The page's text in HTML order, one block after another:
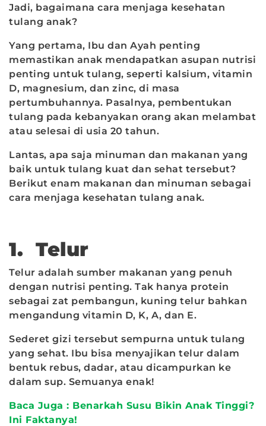
Jadi, bagaimana cara menjaga kesehatan
tulang anak?
Yang pertama, Ibu dan Ayah penting
memastikan anak mendapatkan asupan nutrisi
penting untuk tulang, seperti kalsium, vitamin
D, magnesium, dan zinc, di masa
pertumbuhannya. Pasalnya, pembentukan
tulang pada kebanyakan orang akan melambat
atau selesai di usia 20 tahun.
Lantas, apa saja minuman dan makanan yang
baik untuk tulang kuat dan sehat tersebut?
Berikut enam makanan dan minuman sebagai
cara menjaga kesehatan tulang anak.
1. Telur
Telur adalah sumber makanan yang penuh
dengan nutrisi penting. Tak hanya protein
sebagai zat pembangun, kuning telur bahkan
mengandung vitamin D, K, A, dan E.
Sederet gizi tersebut sempurna untuk tulang
yang sehat. Ibu bisa menyajikan telur dalam
bentuk rebus, dadar, atau dicampurkan ke
dalam sup. Semuanya enak!
Baca Juga : Benarkah Susu Bikin Anak Tinggi?
Ini Faktanya!